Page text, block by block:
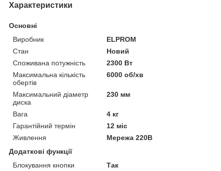
Характеристики
Основні
Виробник
ELPROM
Стан
Новий
Споживана потужність
2300 Вт
Максимальна кількість
обертів
6000 об/хв
Максимальний діаметр
диска
230 мм
Вага
4 кг
Гарантійний термін
12 міс
Живлення
Мережа 220В
Додаткові функції
Блокування кнопки
Так